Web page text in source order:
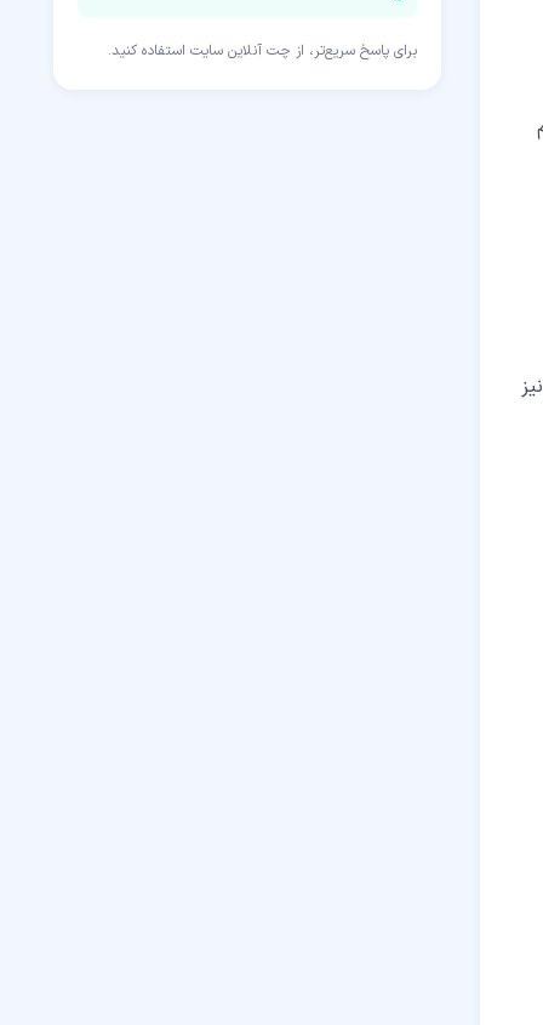
برای پاسخ سریع‌تر، از چت آنلاین سایت استفاده کنید.